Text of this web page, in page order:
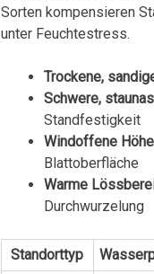
Sorten kompensieren
unter Feuchtestress.
Trockene,
Schwere,
Standfestigkeit
Windoffene
Blattoberfläche
Warme
Durchwurzelung
Standorttyp